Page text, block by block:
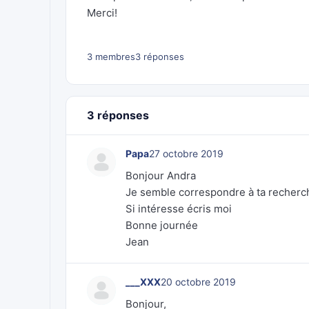
Merci!
3 membres3 réponses
3 réponses
Papa27 octobre 2019
Bonjour Andra
Je semble correspondre à ta
Si intéresse écris moi
Bonne journée
Jean
___XXX20 octobre 2019
Bonjour,